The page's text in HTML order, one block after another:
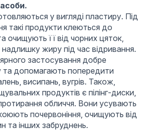
у вигляді пластиру. Під
такі продукти клеються до
очищують її від чорних цяток,
надлишку жиру під час відривання.
застосування добре
та допомагають попередити
висипань, вугрів. Також,
продуктів є пілінг-диски,
обличчя. Вони усувають
почервоніння, очищують від
та інших забруднень.